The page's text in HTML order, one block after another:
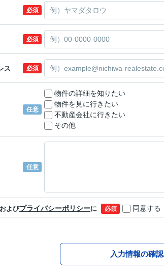
必須
必須
ス 必須
任意
物件の詳細を知りたい
物件を見に行きたい
不動産会社に行きたい
その他
任意
およびプライバシーポリシーに 必須 同意する
入力情報の確認